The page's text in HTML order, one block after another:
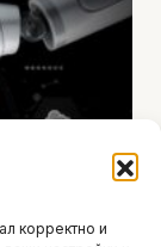
корректно и